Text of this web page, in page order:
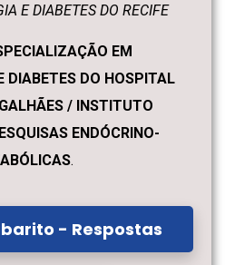
E DIABETES DO RECIFE
EM
DIABETES DO HOSPITAL
/ INSTITUTO
ENDÓCRINO-
.
- Respostas